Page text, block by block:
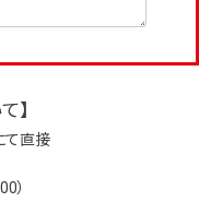
】
て直接
）